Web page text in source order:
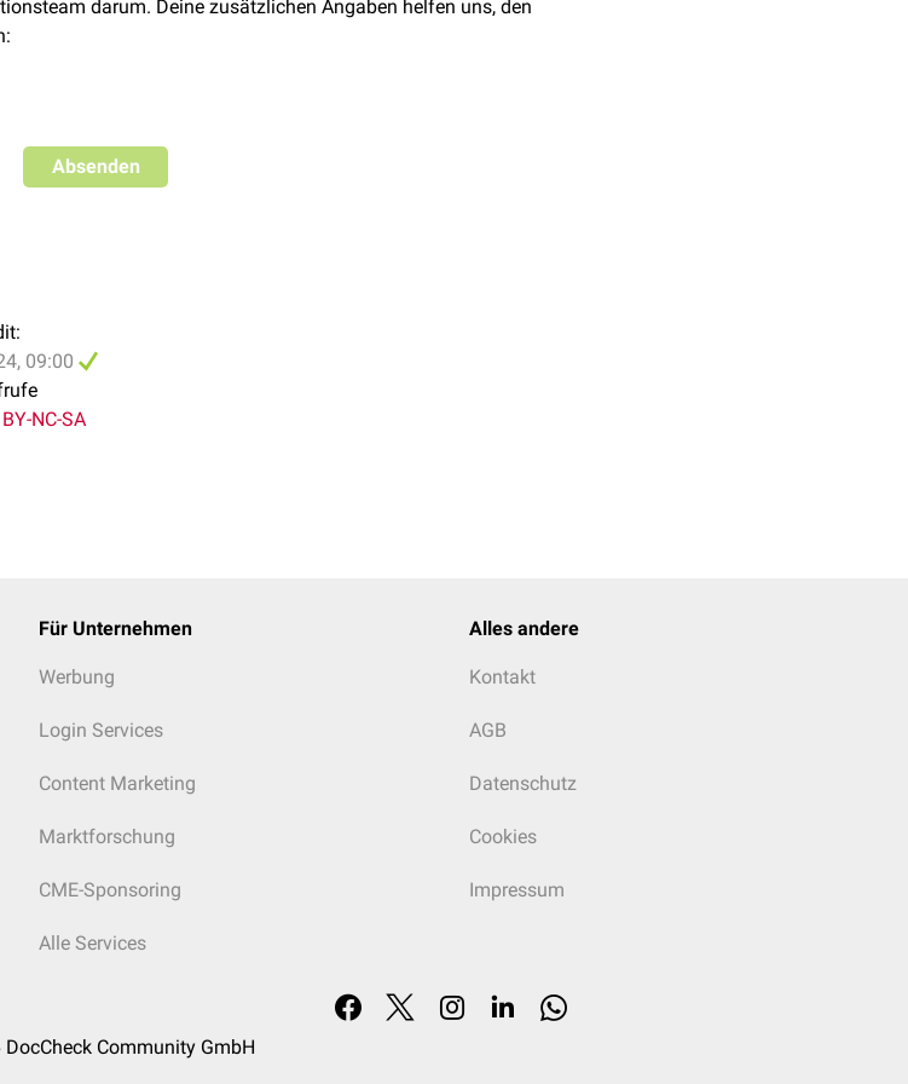
darum. Deine zusätzlichen Angaben helfen uns, den
Absenden
09:00
BY-NC-SA
Für Unternehmen
Werbung
Login Services
Content Marketing
Marktforschung
CME-Sponsoring
Alle Services
Alles andere
Kontakt
AGB
Datenschutz
Cookies
Impressum
DocCheck Community GmbH